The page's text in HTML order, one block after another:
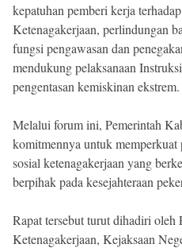
kepatuhan pemberi kerja
Ketenagakerjaan, perlindungan
fungsi pengawasan dan
mendukung pelaksanaan
pengentasan kemiskinan ekstrem.
Melalui forum ini, Pemerintah
komitmennya untuk memperkuat
sosial ketenagakerjaan yang
berpihak pada kesejahteraan
Rapat tersebut turut dihadiri oleh
Ketenagakerjaan, Kejaksaan